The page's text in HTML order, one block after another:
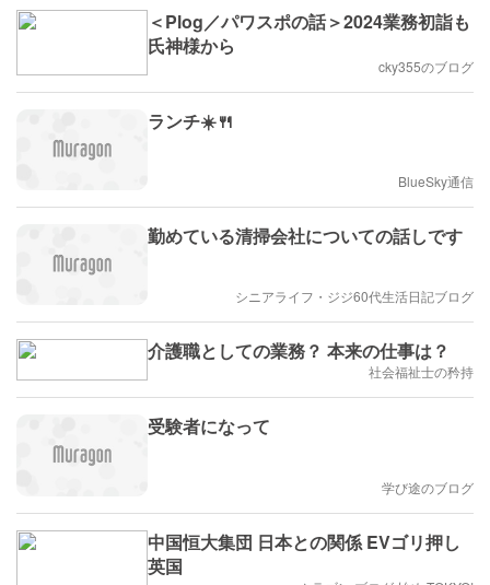
＜Plog／パワスポの話＞2024業務初詣も
氏神様から
cky355のブログ
ランチ☀️🍴
BlueSky通信
勤めている清掃会社についての話しです
シニアライフ・ジジ60代生活日記ブログ
介護職としての業務？ 本来の仕事は？
社会福祉士の矜持
受験者になって
学び途のブログ
中国恒大集団 日本との関係 EVゴリ押し
英国